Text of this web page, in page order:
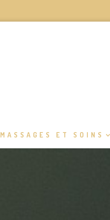
MASSAGES ET SOINS